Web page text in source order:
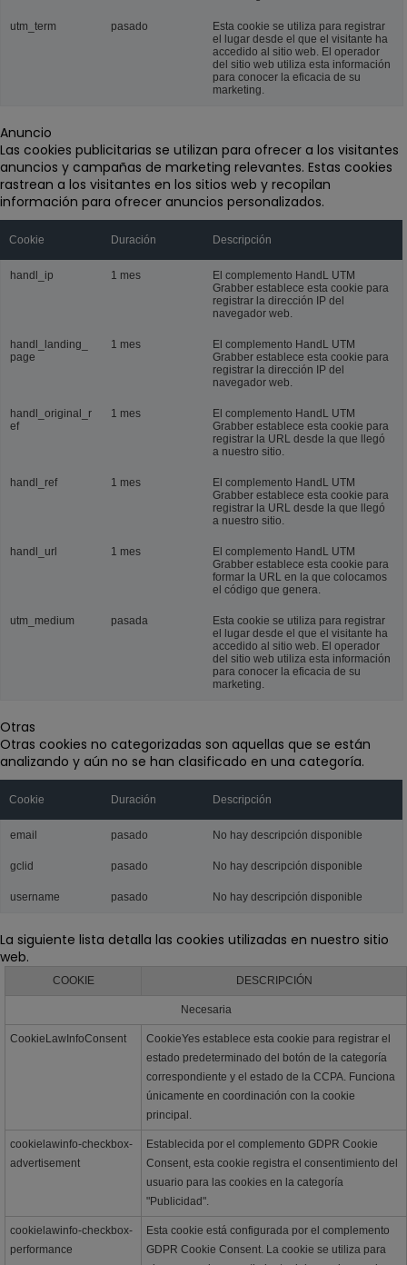
utm_term pasado
Esta cookie se utiliza para registrar
el lugar desde el que el visitante ha
accedido al sitio web. El operador
del sitio web utiliza esta información
para conocer la eficacia de su
marketing.
Anuncio
Las cookies publicitarias se utilizan para ofrecer a los visitantes
anuncios y campañas de marketing relevantes. Estas cookies
rastrean a los visitantes en los sitios web y recopilan
información para ofrecer anuncios personalizados.
Cookie Duración Descripción
handl_ip 1 mes
El complemento HandL UTM
Grabber establece esta cookie para
registrar la dirección IP del
navegador web.
handl_landing_
page
1 mes
El complemento HandL UTM
Grabber establece esta cookie para
registrar la dirección IP del
navegador web.
handl_original_r
ef
1 mes
El complemento HandL UTM
Grabber establece esta cookie para
registrar la URL desde la que llegó
a nuestro sitio.
handl_ref 1 mes
El complemento HandL UTM
Grabber establece esta cookie para
registrar la URL desde la que llegó
a nuestro sitio.
handl_url 1 mes
El complemento HandL UTM
Grabber establece esta cookie para
formar la URL en la que colocamos
el código que genera.
utm_medium pasada
Esta cookie se utiliza para registrar
el lugar desde el que el visitante ha
accedido al sitio web. El operador
del sitio web utiliza esta información
para conocer la eficacia de su
marketing.
Otras
Otras cookies no categorizadas son aquellas que se están
analizando y aún no se han clasificado en una categoría.
Cookie Duración Descripción
email pasado No hay descripción disponible
gclid pasado No hay descripción disponible
username pasado No hay descripción disponible
La siguiente lista detalla las cookies utilizadas en nuestro sitio
web.
COOKIE DESCRIPCIÓN
Necesaria
CookieLawInfoConsent
CookieYes establece esta cookie para registrar el
estado predeterminado del botón de la categoría
correspondiente y el estado de la CCPA. Funciona
únicamente en coordinación con la cookie
principal.
cookielawinfo-checkbox-
advertisement
Establecida por el complemento GDPR Cookie
Consent, esta cookie registra el consentimiento del
usuario para las cookies en la categoría
"Publicidad".
cookielawinfo-checkbox-
performance
Esta cookie está configurada por el complemento
GDPR Cookie Consent. La cookie se utiliza para